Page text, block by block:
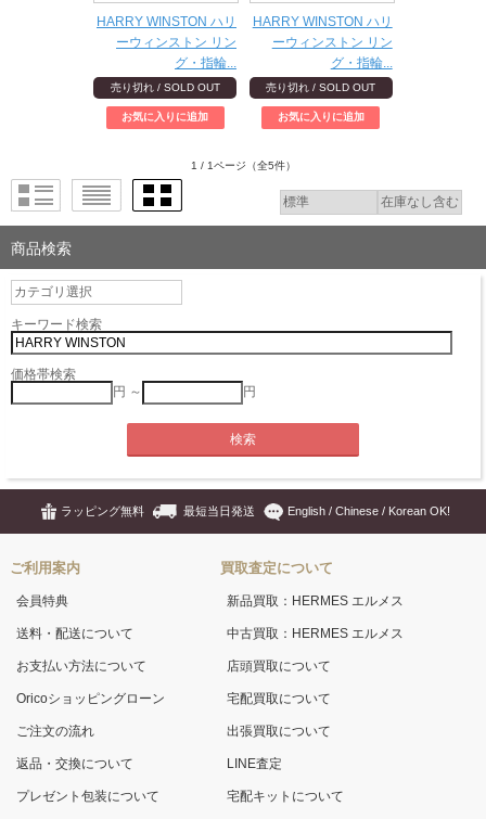
HARRY WINSTON ハリ
ーウィンストン リン
グ・指輪...
売り切れ / SOLD OUT
HARRY WINSTON ハリ
ーウィンストン リン
グ・指輪...
売り切れ / SOLD OUT
1 / 1ページ （全5件）
商品検索
キーワード検索
価格帯検索
円 ～
円
ラッピング無料 最短当日発送 English / Chinese / Korean OK!
ご利用案内
会員特典
送料・配送について
お支払い方法について
Oricoショッピングローン
ご注文の流れ
返品・交換について
プレゼント包装について
買取査定について
新品買取：HERMES エルメス
中古買取：HERMES エルメス
店頭買取について
宅配買取について
出張買取について
LINE査定
宅配キットについて